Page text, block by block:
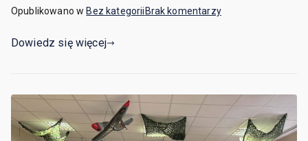
Opublikowano w Bez kategorii Brak komentarzy
Dowiedz się więcej